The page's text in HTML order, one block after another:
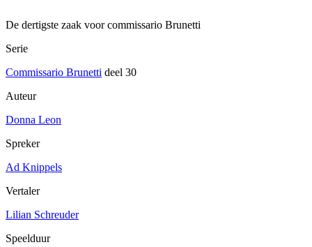
De dertigste zaak voor commissario Brunetti
Serie
Commissario Brunetti deel 30
Auteur
Donna Leon
Spreker
Ad Knippels
Vertaler
Lilian Schreuder
Speelduur